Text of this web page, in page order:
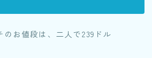
のお値段は、二人で239ドル